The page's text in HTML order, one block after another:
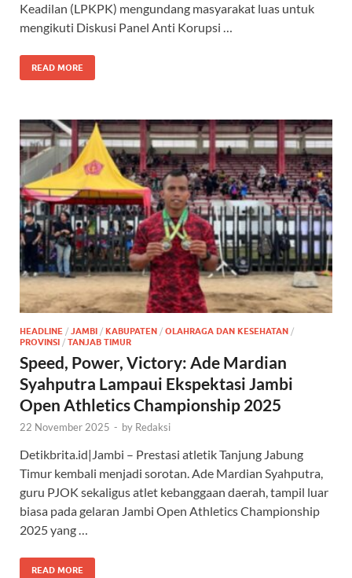
Keadilan (LPKPK) mengundang masyarakat luas untuk
mengikuti Diskusi Panel Anti Korupsi …
READ MORE
HEADLINE / JAMBI / KABUPATEN / OLAHRAGA DAN KESEHATAN /
PROVINSI / TANJAB TIMUR
Speed, Power, Victory: Ade Mardian
Syahputra Lampaui Ekspektasi Jambi
Open Athletics Championship 2025
22 November 2025 - by Redaksi
Detikbrita.id|Jambi – Prestasi atletik Tanjung Jabung
Timur kembali menjadi sorotan. Ade Mardian Syahputra,
guru PJOK sekaligus atlet kebanggaan daerah, tampil luar
biasa pada gelaran Jambi Open Athletics Championship
2025 yang …
READ MORE